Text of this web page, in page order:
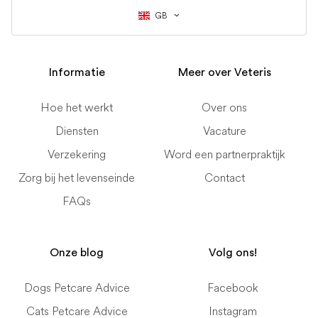
GB
Informatie
Hoe het werkt
Diensten
Verzekering
Zorg bij het levenseinde
FAQs
Meer over Veteris
Over ons
Vacature
Word een partnerpraktijk
Contact
Onze blog
Dogs Petcare Advice
Cats Petcare Advice
Volg ons!
Facebook
Instagram